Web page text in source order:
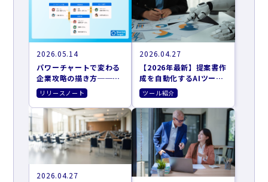
2026.05.14
パワーチャートで変わる
企業攻略の描き方──お
客さまの意思決定に、営
業が伴走するために
リリースノート
2026.04.27
【2026年最新】提案書作
成を自動化するAIツール
おすすめ9選｜営業準備
を効率化する選び方
ツール紹介
2026.04.27